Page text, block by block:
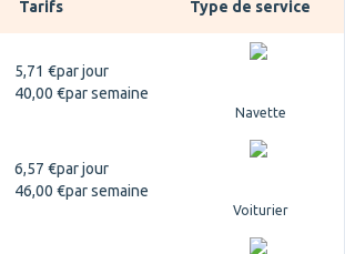
Tarifs Type de service
5,71 €par jour
40,00 €par semaine
Navette
6,57 €par jour
46,00 €par semaine
Voiturier